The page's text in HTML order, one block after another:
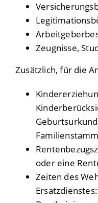
Zeugnisse,
Zusätzlich, für die
oder eine
Zeiten des